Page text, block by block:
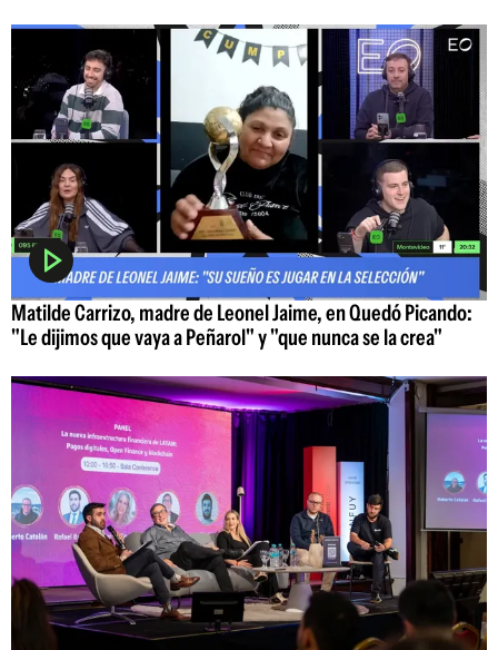
Matilde Carrizo, madre de Leonel Jaime, en Quedó Picando:
"Le dijimos que vaya a Peñarol" y "que nunca se la crea"